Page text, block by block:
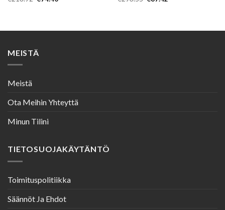
MEISTÄ
Meistä
Ota Meihin Yhteyttä
Minun Tilini
TIETOSUOJAKÄYTÄNTÖ
Toimituspolitiikka
Säännöt Ja Ehdot